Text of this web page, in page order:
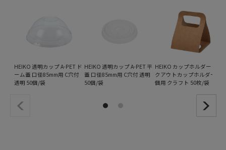
HEIKO 透明カップ A-PET ド
ーム蓋 口径85mm用 C穴付
透明 50個/袋
HEIKO 透明カップ A-PET 平
蓋 口径85mm用 C穴付 透明
50個/袋
HEIKO カップホルダー テイ
クアウトカップホルダー 1
個用 クラフト 50枚/袋